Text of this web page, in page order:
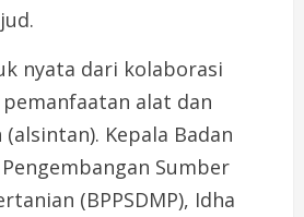
nyata dari kolaborasi
alat dan
Kepala Badan
Sumber
(BPPSDMP), Idha